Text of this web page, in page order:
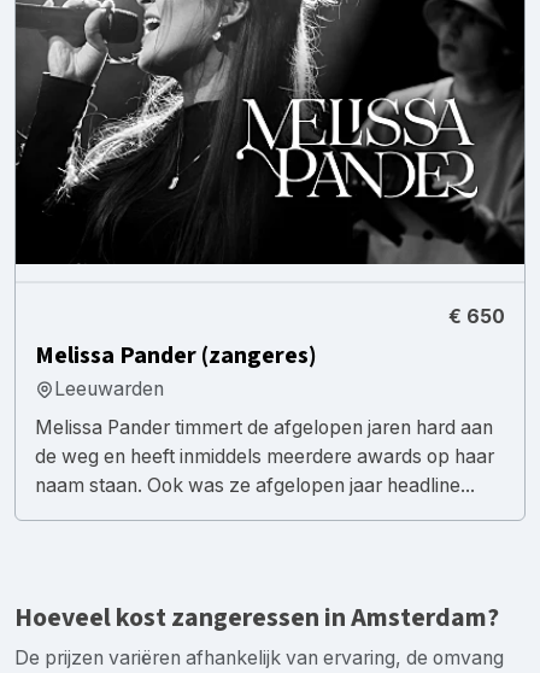
€ 650
Melissa Pander (zangeres)
Leeuwarden
Melissa Pander timmert de afgelopen jaren hard aan
de weg en heeft inmiddels meerdere awards op haar
naam staan. Ook was ze afgelopen jaar headline...
Hoeveel kost zangeressen in Amsterdam?
De prijzen variëren afhankelijk van ervaring, de omvang